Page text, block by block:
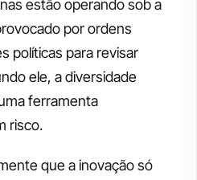
estão operando sob a
por ordens
políticas para revisar
ele, a diversidade
ferramenta
risco.
que a inovação só